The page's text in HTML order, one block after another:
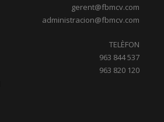
gerent@fbmcv.com
administracion@fbmcv.com
TELÈFON
963 844 537
963 820 120